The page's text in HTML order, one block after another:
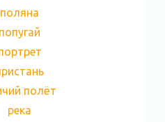
поляна
попугай
полёт
река